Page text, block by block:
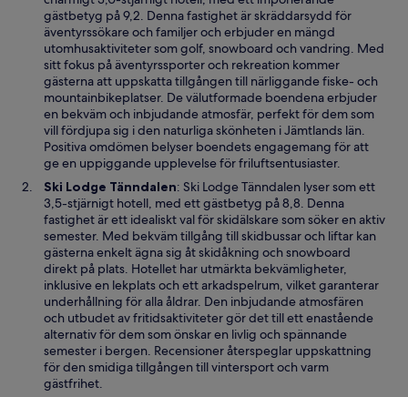
p
n
a
s
i
e
t
t
n
y
t
t
f
ö
n
s
t
e
r
gästbetyg på 9,2. Denna fastighet är skräddarsydd för
äventyrssökare och familjer och erbjuder en mängd
utomhusaktiviteter som golf, snowboard och vandring. Med
sitt fokus på äventyrssporter och rekreation kommer
gästerna att uppskatta tillgången till närliggande fiske- och
mountainbikeplatser. De välutformade boendena erbjuder
en bekväm och inbjudande atmosfär, perfekt för dem som
vill fördjupa sig i den naturliga skönheten i Jämtlands län.
Positiva omdömen belyser boendets engagemang för att
ge en uppiggande upplevelse för friluftsentusiaster.
Ski Lodge TänndalenÖ
p
p
n
a
s
i
e
t
t
n
y
: Ski Lodge Tänndalen lyser som ett
3,5-stjärnigt hotell, med ett gästbetyg på 8,8. Denna
fastighet är ett idealiskt val för skidälskare som söker en aktiv
semester. Med bekväm tillgång till skidbussar och liftar kan
gästerna enkelt ägna sig åt skidåkning och snowboard
direkt på plats. Hotellet har utmärkta bekvämligheter,
inklusive en lekplats och ett arkadspelrum, vilket garanterar
underhållning för alla åldrar. Den inbjudande atmosfären
och utbudet av fritidsaktiviteter gör det till ett enastående
alternativ för dem som önskar en livlig och spännande
semester i bergen. Recensioner återspeglar uppskattning
för den smidiga tillgången till vintersport och varm
gästfrihet.